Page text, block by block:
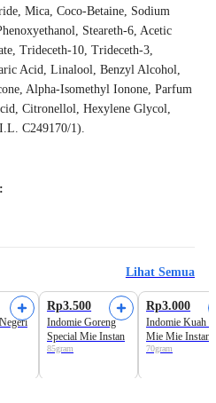
Mica, Coco-Betaine, Sodium
Steareth-6, Acetic
Trideceth-10, Trideceth-3,
Acid, Linalool, Benzyl Alcohol,
Alpha-Isomethyl Ionone, Parfum
Citronellol, Hexylene Glycol,
C249170/1).
Lihat Semua
Rp3.500
Indomie Goreng
Special Mie Instan
85gram
Rp3.000
Indomie Kuah
Mie Mie Instan
70gram